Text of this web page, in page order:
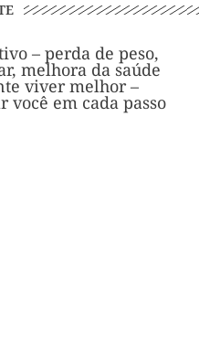
– perda de peso,
melhora da saúde
viver melhor –
você em cada passo